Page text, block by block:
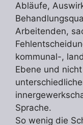
Abläufe,
Arbeitenden,
kommunal-,
Ebene und
Sprache.
So wenig die